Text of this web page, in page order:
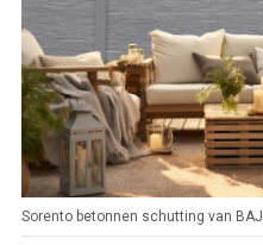
Sorento betonnen schutting van BAJ